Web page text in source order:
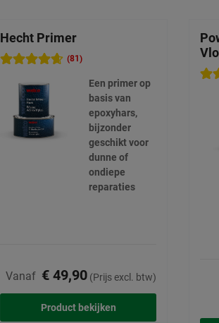
Hecht Primer
(81)
Een primer op
basis van
epoxyhars,
bijzonder
geschikt voor
dunne of
ondiepe
reparaties
Vanaf € 49,90 (Prijs excl. btw)
Product bekijken